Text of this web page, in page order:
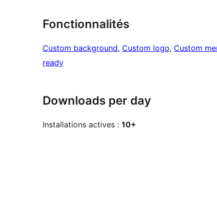
Fonctionnalités
Custom background, Custom logo, Custom
ready
Downloads per day
Installations actives : 10+